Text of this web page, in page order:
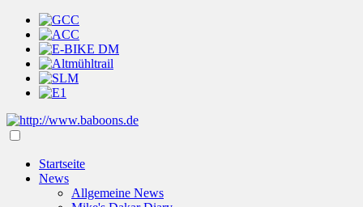
Startseite
News
Allgemeine News